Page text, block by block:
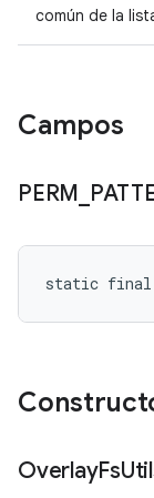
común de la
Campos
PERM
static final
OverlayFs